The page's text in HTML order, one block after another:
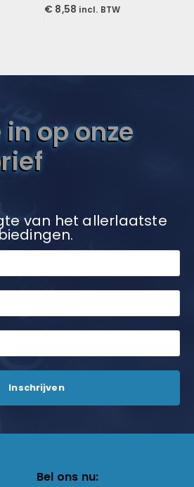
0out of 5
€ 8,58 incl. BTW
op onze
van het allerlaatste
Bel ons nu: